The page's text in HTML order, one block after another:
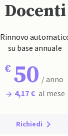
Docenti
Rinnovo
su base annuale
50 / anno
4,17 € al mese
Richiedi